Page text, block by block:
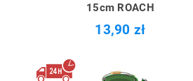
15cm ROACH
13,90 zł